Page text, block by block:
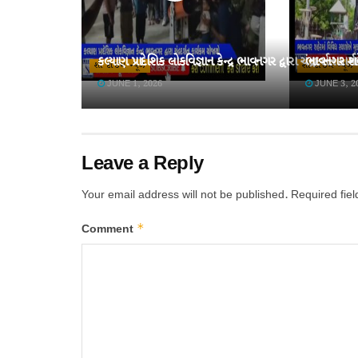
શો ટાઈમ ન્યૂઝ
કલ્યાણ પ્રાદેશિક લોકવિજ્ઞાન કેન્દ્ર ભાવનગર દ્વારા ચંદ્રદર્શન
JUNE 1, 2026
શો ટાઈમ ન્યૂઝ
ભાવનગર
JUNE 3,
Leave a Reply
Your email address will not be published. Required
Comment *